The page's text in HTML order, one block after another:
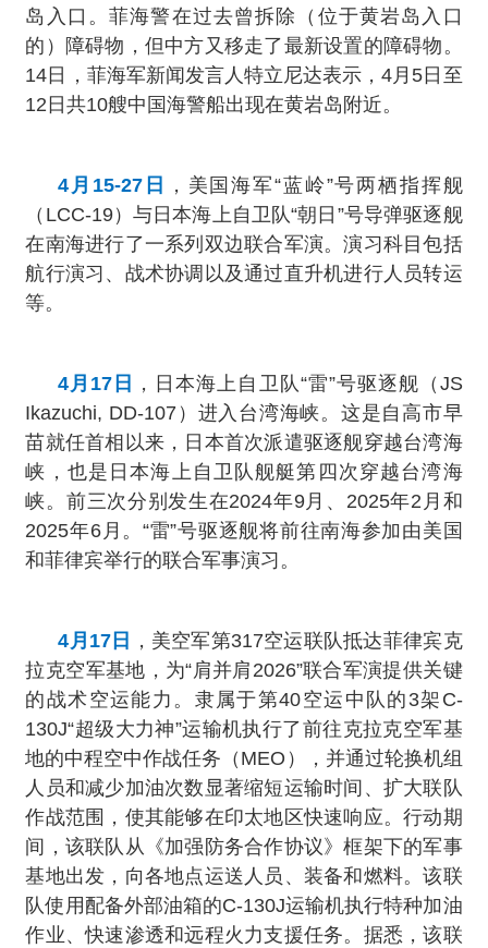
岛入口。菲海警在过去曾拆除（位于黄岩岛入口
的）障碍物，但中方又移走了最新设置的障碍物。
14日，菲海军新闻发言人特立尼达表示，4月5日至
12日共10艘中国海警船出现在黄岩岛附近。
4月15-27日
，美国海军“蓝岭”号两栖指挥舰
（LCC-19）与日本海上自卫队“朝日”号导弹驱逐舰
在南海进行了一系列双边联合军演。演习科目包括
航行演习、战术协调以及通过直升机进行人员转运
等。
4月17日
，日本海上自卫队“雷”号驱逐舰（JS
Ikazuchi, DD-107）进入台湾海峡。这是自高市早
苗就任首相以来，日本首次派遣驱逐舰穿越台湾海
峡，也是日本海上自卫队舰艇第四次穿越台湾海
峡。前三次分别发生在2024年9月、2025年2月和
2025年6月。“雷”号驱逐舰将前往南海参加由美国
和菲律宾举行的联合军事演习。
4月17日
，美空军第317空运联队抵达菲律宾克
拉克空军基地，为“肩并肩2026”联合军演提供关键
的战术空运能力。隶属于第40空运中队的3架C-
130J“超级大力神”运输机执行了前往克拉克空军基
地的中程空中作战任务（MEO），并通过轮换机组
人员和减少加油次数显著缩短运输时间、扩大联队
作战范围，使其能够在印太地区快速响应。行动期
间，该联队从《加强防务合作协议》框架下的军事
基地出发，向各地点运送人员、装备和燃料。该联
队使用配备外部油箱的C-130J运输机执行特种加油
作业、快速渗透和远程火力支援任务。据悉，该联